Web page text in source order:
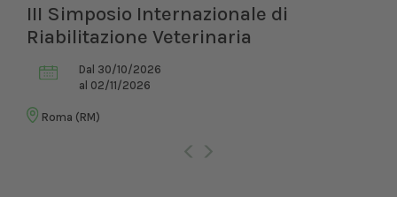
III Simposio Internazionale di
Riabilitazione Veterinaria
Dal 30/10/2026
al 02/11/2026
Roma (RM)